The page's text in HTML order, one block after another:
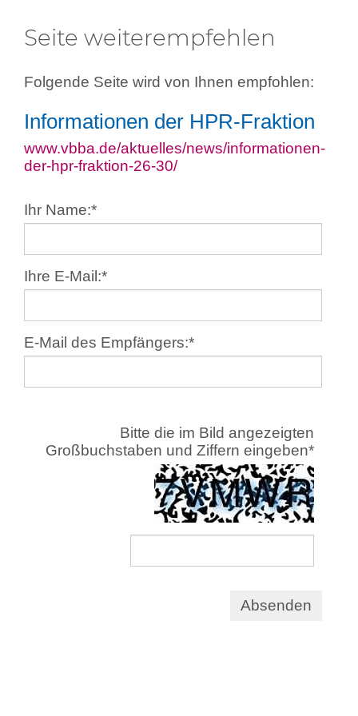
Seite weiterempfehlen
Folgende Seite wird von Ihnen empfohlen:
Informationen der HPR-Fraktion
www.vbba.de/aktuelles/news/informationen-
der-hpr-fraktion-26-30/
Ihr Name:*
Ihre E-Mail:*
E-Mail des Empfängers:*
Bitte die im Bild angezeigten
Großbuchstaben und Ziffern eingeben*
Absenden